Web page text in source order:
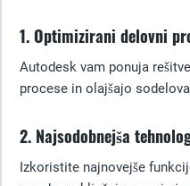
1. Optimizirani delovni
Autodesk vam ponuja
procese in olajšajo
2. Najsodobnejša
Izkoristite najnovejše